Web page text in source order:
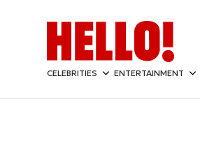
CELEBRITIES ENTERTAINMENT